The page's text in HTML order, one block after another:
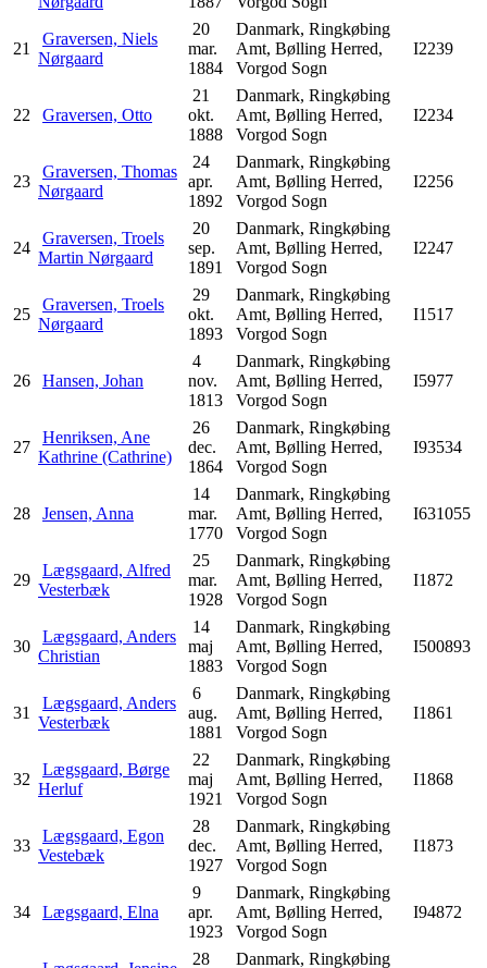
21
Graversen, Niels
Nørgaard
20
mar.
1884
Danmark, Ringkøbing
Amt, Bølling Herred,
Vorgod Sogn
I2239
22 Graversen, Otto
21
okt.
1888
Danmark, Ringkøbing
Amt, Bølling Herred,
Vorgod Sogn
I2234
23
Graversen, Thomas
Nørgaard
24
apr.
1892
Danmark, Ringkøbing
Amt, Bølling Herred,
Vorgod Sogn
I2256
24
Graversen, Troels
Martin Nørgaard
20
sep.
1891
Danmark, Ringkøbing
Amt, Bølling Herred,
Vorgod Sogn
I2247
25
Graversen, Troels
Nørgaard
29
okt.
1893
Danmark, Ringkøbing
Amt, Bølling Herred,
Vorgod Sogn
I1517
26 Hansen, Johan
4
nov.
1813
Danmark, Ringkøbing
Amt, Bølling Herred,
Vorgod Sogn
I5977
27
Henriksen, Ane
Kathrine (Cathrine)
26
dec.
1864
Danmark, Ringkøbing
Amt, Bølling Herred,
Vorgod Sogn
I93534
28 Jensen, Anna
14
mar.
1770
Danmark, Ringkøbing
Amt, Bølling Herred,
Vorgod Sogn
I631055
29
Lægsgaard, Alfred
Vesterbæk
25
mar.
1928
Danmark, Ringkøbing
Amt, Bølling Herred,
Vorgod Sogn
I1872
30
Lægsgaard, Anders
Christian
14
maj
1883
Danmark, Ringkøbing
Amt, Bølling Herred,
Vorgod Sogn
I500893
31
Lægsgaard, Anders
Vesterbæk
6
aug.
1881
Danmark, Ringkøbing
Amt, Bølling Herred,
Vorgod Sogn
I1861
32
Lægsgaard, Børge
Herluf
22
maj
1921
Danmark, Ringkøbing
Amt, Bølling Herred,
Vorgod Sogn
I1868
33
Lægsgaard, Egon
Vestebæk
28
dec.
1927
Danmark, Ringkøbing
Amt, Bølling Herred,
Vorgod Sogn
I1873
34 Lægsgaard, Elna
9
apr.
1923
Danmark, Ringkøbing
Amt, Bølling Herred,
Vorgod Sogn
I94872
28 Danmark, Ringkøbing